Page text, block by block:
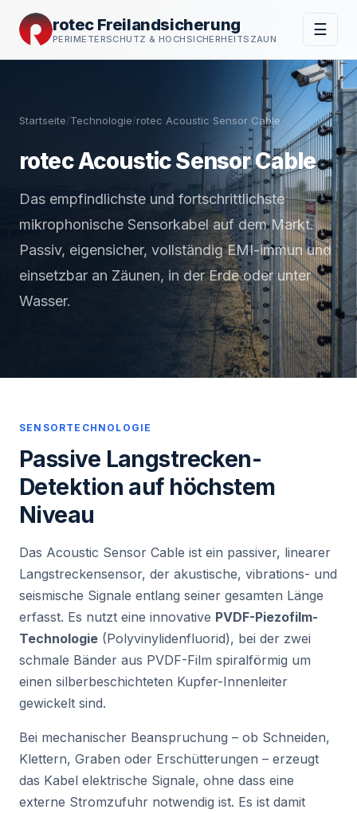
rotec Freilandsicherung
PERIMETERSCHUTZ & HOCHSICHERHEITSZAUN
☰
Startseite/Technologie/rotec Acoustic Sensor Cable
rotec Acoustic Sensor Cable
Das empfindlichste und fortschrittlichste
mikrophonische Sensorkabel auf dem Markt.
Passiv, eigensicher, vollständig EMI-immun und
einsetzbar an Zäunen, in der Erde oder unter
Wasser.
SENSORTECHNOLOGIE
Passive Langstrecken-
Detektion auf höchstem
Niveau
Das Acoustic Sensor Cable ist ein passiver, linearer
Langstreckensensor, der akustische, vibrations- und
seismische Signale entlang seiner gesamten Länge
erfasst. Es nutzt eine innovative PVDF-Piezofilm-
Technologie (Polyvinylidenfluorid), bei der zwei
schmale Bänder aus PVDF-Film spiralförmig um
einen silberbeschichteten Kupfer-Innenleiter
gewickelt sind.
Bei mechanischer Beanspruchung – ob Schneiden,
Klettern, Graben oder Erschütterungen – erzeugt
das Kabel elektrische Signale, ohne dass eine
externe Stromzufuhr notwendig ist. Es ist damit